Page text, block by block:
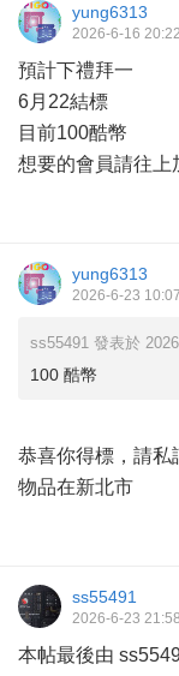
yung6313
2026-6-16
預計下禮拜一
6月22結標
目前100酷幣
想要的會員請往上
yung6313
2026-6-23
ss55491 發表於
100 酷幣
恭喜你得標，請私
物品在新北市
ss55491
2026-6-23
本帖最後由